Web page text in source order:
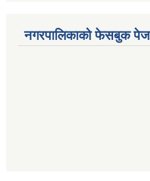
नगरपालिकाको फेसबुक पेज